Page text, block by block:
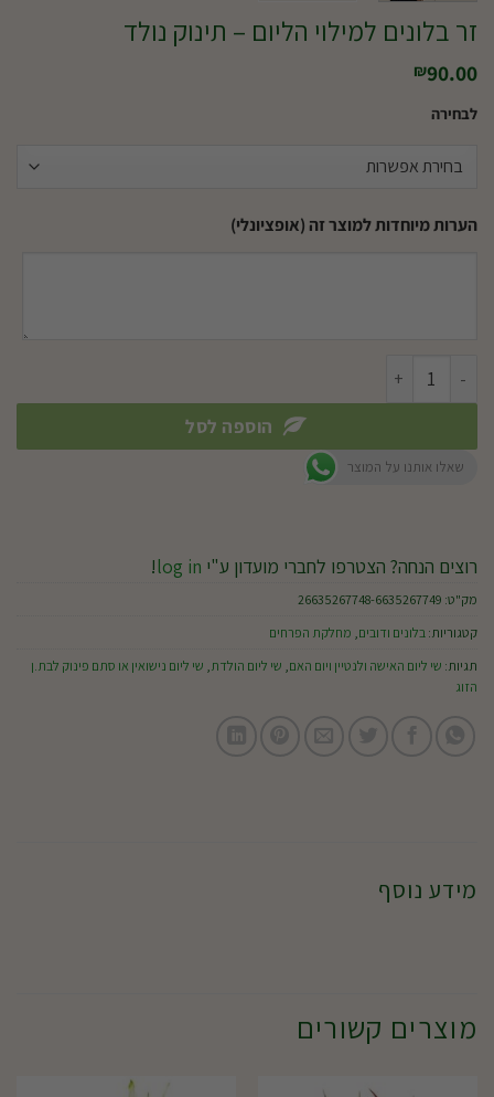
זר בלונים למילוי הליום – תינוק נולד
₪90.00
לבחירה
הערות מיוחדות למוצר זה (אופציונלי)
כמות של זר בלונים למילוי הליום - תינוק נולד
הוספה לסל
שאלו אותנו על המוצר
רוצים הנחה? הצטרפו לחברי מועדון ע"י log in
!
מק"ט: 26635267748-6635267749
קטגוריות:בלונים ודובים, מחלקת הפרחים
תגיות: שי ליום האישה ולנטיין ויום האם, שי ליום הולדת, שי ליום נישואין או סתם פינוק לבת.ן
הזוג
מידע נוסף
מוצרים קשורים